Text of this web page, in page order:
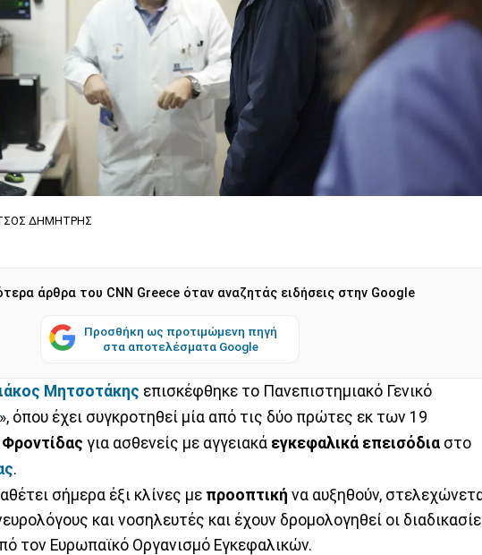
ΔΗΜΗΤΡΗΣ
άρθρα του CNN Greece όταν αναζητάς ειδήσεις στην Google
Προσθήκη ως προτιμώμενη πηγή
στα αποτελέσματα Google
Μητσοτάκης επισκέφθηκε το Πανεπιστημιακό Γενικό
», όπου έχει συγκροτηθεί μία από τις δύο πρώτες εκ των 19
για ασθενείς με αγγειακά εγκεφαλικά επεισόδια στο
.
σήμερα έξι κλίνες με προοπτική να αυξηθούν,
και νοσηλευτές και έχουν δρομολογηθεί οι
τον Ευρωπαϊκό Οργανισμό Εγκεφαλικών.